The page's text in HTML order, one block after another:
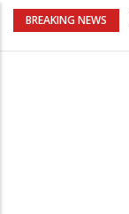
BREAKING NEWS